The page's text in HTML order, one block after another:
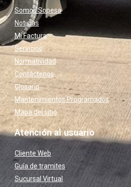
Somos Sopesa
Noticias
Mi Factura
Servicios
Normatividad
Contáctenos
Glosario
Mantenimientos Programados
Mapa del sitio
Atención al usuario
Cliente Web
Guía de tramites
Sucursal Virtual